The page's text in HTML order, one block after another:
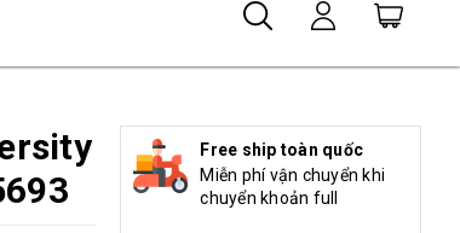
Free ship toàn quốc
Miễn phí vận chuyển khi
chuyển khoản full